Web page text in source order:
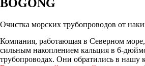
BOGONG
Очистка морских трубопроводов от
Компания, работающая в Северном море,
сильным накоплением кальция в 6-
трубопроводах. Они обратились в нашу